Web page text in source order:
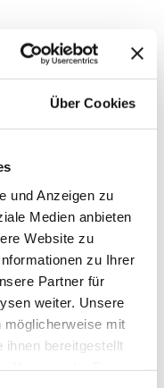
Über Cookies
und Anzeigen zu
Medien anbieten
Website zu
zu Ihrer
Partner für
weiter. Unsere
möglicherweise mit
ihnen bereitgestellt
in Königsberg im
Königsberg.
Ostpreußen,
Landesgruppe NRW)
70jähriges Bestehen